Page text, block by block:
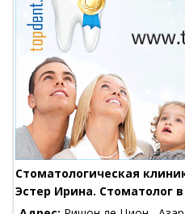
Стоматологическая
Эстер Ирина. Стоматолог